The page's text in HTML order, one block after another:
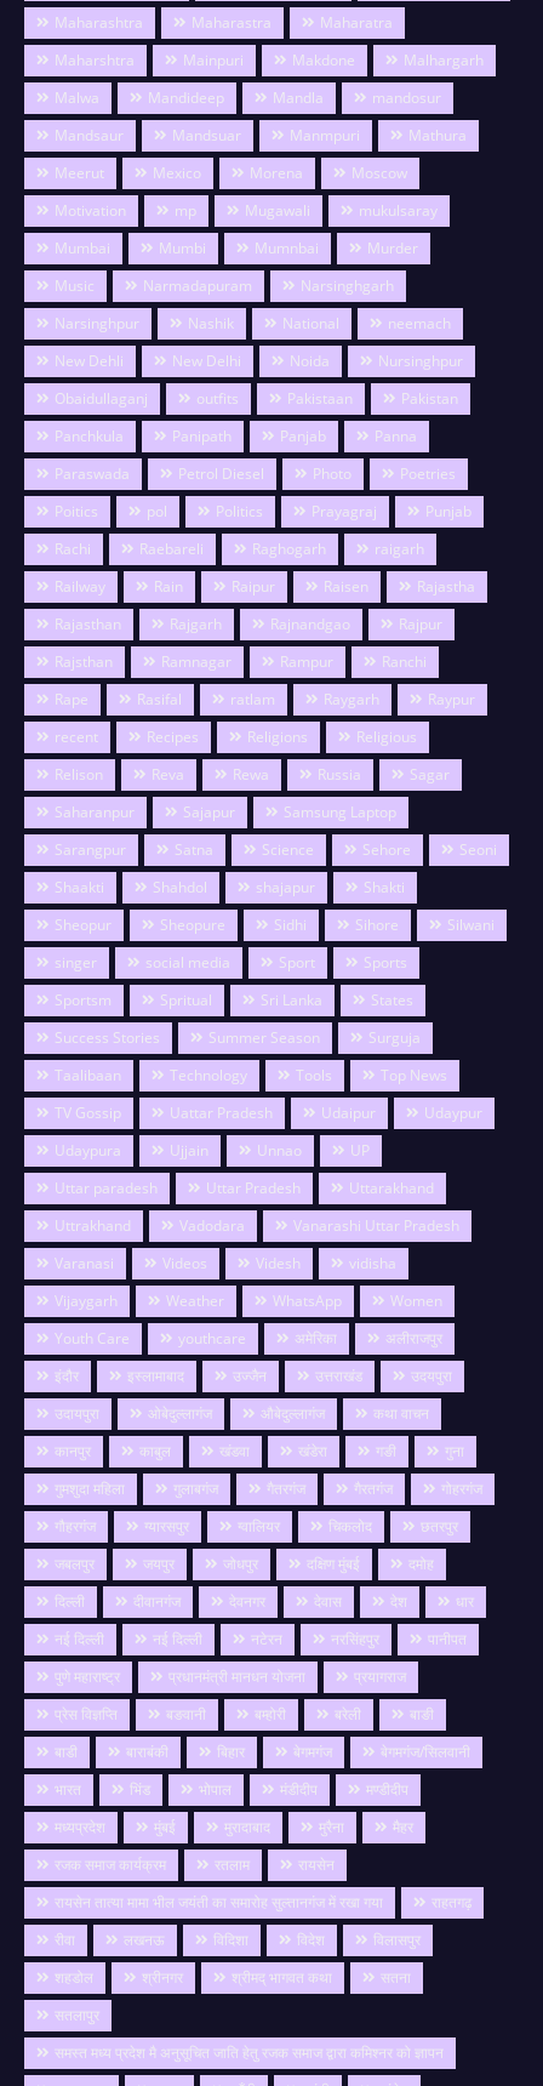
Maharashtra
Maharastra
Maharatra
Maharshtra
Mainpuri Makdone
Malhargarh
Malwa
Mandideep Mandla
mandosur
Mandsaur
Mandsuar Manmpuri
Mathura
Meerut
Mexico Morena
Moscow
Motivation
mp Mugawali
mukulsaray
Mumbai
Mumbi Mumnbai
Murder
Music
Narmadapuram
Narsinghgarh
Narsinghpur
Nashik National
neemach
New Dehli
New Delhi Noida
Nursinghpur
Obaidullaganj
outfits Pakistaan
Pakistan
Panchkula
Panipath Panjab
Panna
Paraswada
Petrol Diesel Photo
Poetries
Poitics
pol Politics Prayagraj
Punjab
Rachi
Raebareli Raghogarh
raigarh
Railway
Rain Raipur Raisen
Rajastha
Rajasthan
Rajgarh Rajnandgao
Rajpur
Rajsthan
Ramnagar Rampur
Ranchi
Rape
Rasifal ratlam Raygarh
Raypur
recent
Recipes Religions
Religious
Relison
Reva Rewa Russia
Sagar
Saharanpur
Sajapur
Samsung Laptop
Sarangpur
Satna Science Sehore
Seoni
Shaakti
Shahdol shajapur
Shakti
Sheopur
Sheopure Sidhi Sihore
Silwani
singer
social media Sport
Sports
Sportsm
Spritual Sri Lanka
States
Success Stories
Summer Season
Surguja
Taalibaan
Technology Tools
Top News
TV Gossip
Uattar Pradesh Udaipur
Udaypur
Udaypura
Ujjain Unnao
UP
Uttar paradesh
Uttar Pradesh
Uttarakhand
Uttrakhand
Vadodara
Vanarashi Uttar Pradesh
Varanasi
Videos Videsh
vidisha
Vijaygarh
Weather WhatsApp
Women
Youth Care
youthcare अमेरिका
अलीराजपुर
इंदौर
इस्लामाबाद उज्जैन उत्तराखंड
उदयपुरा
उदायपुरा
ओबेदुल्लागंज औबेदुल्लागंज
कथा वाचन
कानपुर
काबुल खंडवा खंडेरा गङी
गुना
गुमशुदा महिला
गुलाबगंज गैतरगंज गैरतगंज
गोहरगंज
गौहरगंज
ग्यारसपुर ग्वालियर चिकलोद
छतरपुर
जबलपुर
जयपुर जोधपुर दक्षिण मुंबई
दमोह
दिल्ली
दीवानगंज देवनगर देवास देश
धार
नई दिल्ली
नई दिल्ली नटेरन नरसिंहपुर
पानीपत
पुणे महाराष्ट्र
प्रधानमंत्री मानधन योजना
प्रयागराज
प्रेस विज्ञप्ति
बङवानी बम्होरी बरेली
बाङी
बाडी
बाराबंकी बिहार बेगमगंज
बेगमगंज/सिलवानी
भारत
भिंड भोपाल मंडीदीप
मण्डीदीप
मध्यप्रदेश
मुंबई मुरादाबाद मुरैना
मैहर
रजक समाज कार्यक्रम
रतलाम
रायसेन
रायसेन तात्या मामा भील जयंती का समारोह सुल्तानगंज में रखा गया
राहतगढ़
रीवा
लखनऊ विदिशा विदेश
विलासपुर
शहडोल
श्रीनगर श्रीमद् भागवत कथा
सतना
सतलापुर
समस्त मध्य प्रदेश मै अनुसूचित जाति हेतु रजक समाज द्वारा कमिश्नर को ज्ञापन